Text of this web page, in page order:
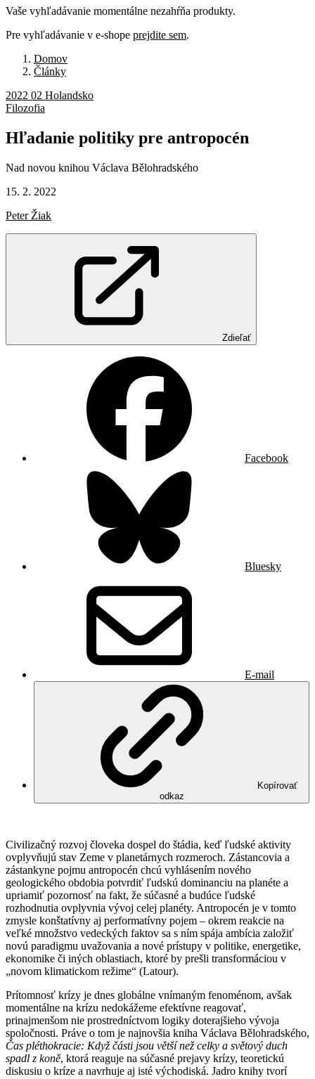
Vaše vyhľadávanie momentálne nezahŕňa produkty.
Pre vyhľadávanie v e-shope prejdite sem.
Domov
Články
2022 02 Holandsko
Filozofia
Hľadanie politiky pre antropocén
Nad novou knihou Václava Bělohradského
15. 2. 2022
Peter Žiak
Zdieľať
Facebook
Bluesky
E-mail
Kopírovať
odkaz
Civilizačný rozvoj človeka dospel do štádia, keď ľudské aktivity
ovplyvňujú stav Zeme v planetárnych rozmeroch. Zástancovia a
zástankyne pojmu antropocén chcú vyhlásením nového
geologického obdobia potvrdiť ľudskú dominanciu na planéte a
upriamiť pozornosť na fakt, že súčasné a budúce ľudské
rozhodnutia ovplyvnia vývoj celej planéty. Antropocén je v tomto
zmysle konštatívny aj performatívny pojem – okrem reakcie na
veľké množstvo vedeckých faktov sa s ním spája ambícia založiť
novú paradigmu uvažovania a nové prístupy v politike, energetike,
ekonomike či iných oblastiach, ktoré by prešli transformáciou v
„novom klimatickom režime“ (Latour).
Prítomnosť krízy je dnes globálne vnímaným fenoménom, avšak
momentálne na krízu nedokážeme efektívne reagovať,
prinajmenšom nie prostredníctvom logiky doterajšieho vývoja
spoločnosti. Práve o tom je najnovšia kniha Václava Bělohradského,
Čas pléthokracie: Když části jsou větší než celky a světový duch
spadl z koně, ktorá reaguje na súčasné prejavy krízy, teoretickú
diskusiu o kríze a navrhuje aj isté východiská. Jadro knihy tvorí